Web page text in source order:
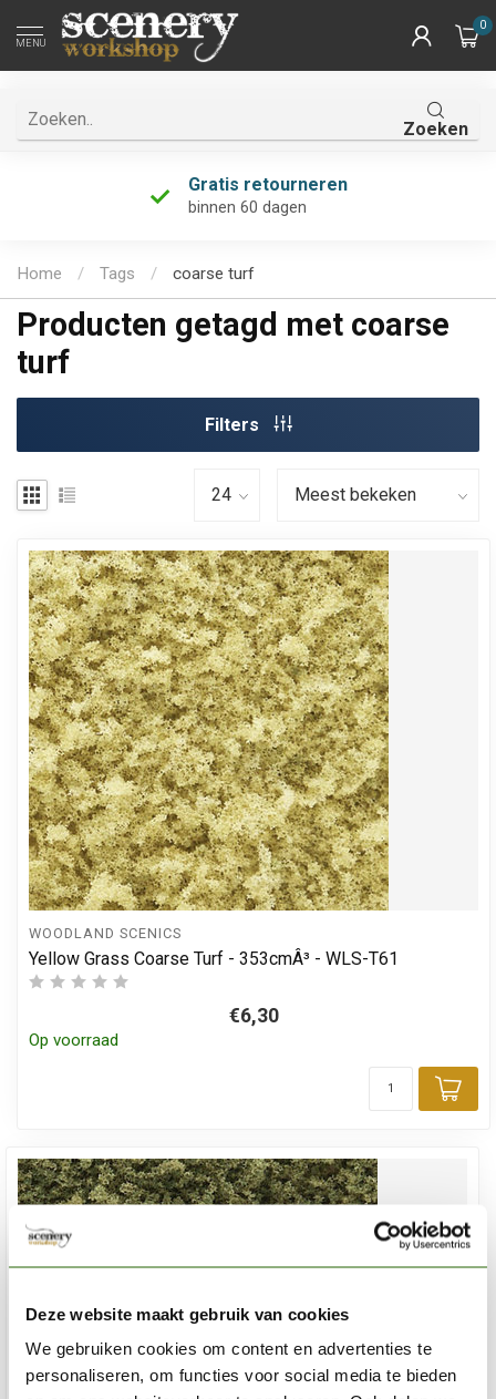
Deze website maakt gebruik van cookies
We gebruiken cookies om content en advertenties te
personaliseren, om functies voor social media te bieden
MENU
0
Zoeken
Gratis retourneren
binnen 60 dagen
Home / Tags / coarse turf
Producten getagd met coarse
turf
Filters
WOODLAND SCENICS
Yellow Grass Coarse Turf - 353cmÂ³ - WLS-T61
€6,30
Op voorraad